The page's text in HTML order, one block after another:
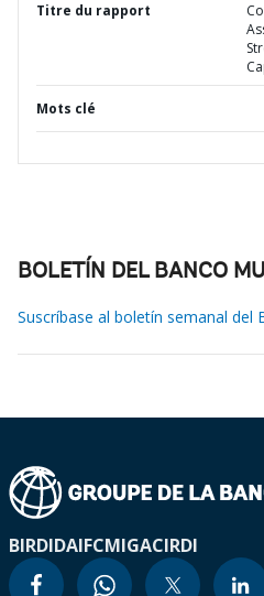
Titre du rapport
Mots clé
BOLETÍN DEL BANCO
Suscríbase al boletín semanal del
BIRDIDAIFCMIGACIRDI